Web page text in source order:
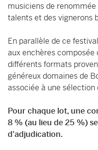
musiciens de
talents et des vignerons
En parallèle de ce
aux enchères
différents formats
généreux domaines de
associée à une
Pour chaque lot, une
8 % (au lieu de 25 %)
d'adjudication.